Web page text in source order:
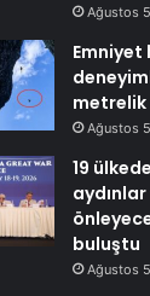
Ağustos
Emniyet
Ağustos
19
aydınlar
buluştu
Ağustos